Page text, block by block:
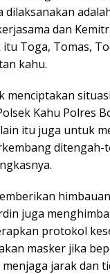
dilaksanakan
dan
Toga, Tomas,
kahu.
menciptakan
Kahu Polres
itu juga untuk
ditengah-
juga
protokol
masker jika
menjaga jarak dan